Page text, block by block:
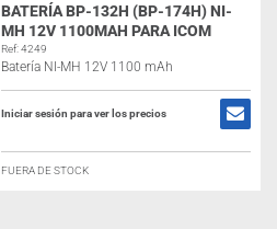
BATERÍA BP-132H (BP-174H) NI-
MH 12V 1100MAH PARA ICOM
Ref: 4249
Batería NI-MH 12V 1100 mAh
Iniciar sesión para ver los precios
FUERA DE STOCK